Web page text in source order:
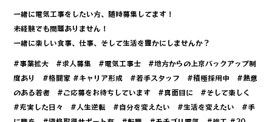
一緒に電気工事をしたい方、随時募集してます！
未経験でも問題ありません！
一緒に楽しい食事、仕事、そして生活を豊かにしませんか？
#事業拡大 #求人募集 #電気工事士 #地方からの上京バックアップ制
度あり #格闘家 #キャリア形成 #若手スタッフ #積極採用中 #熱意
のある若者 #ご応募をお待ちしています #真面目に #そして楽しく
#充実した日々 #人生逆転 #自分を変えたい #生活を変えたい #手